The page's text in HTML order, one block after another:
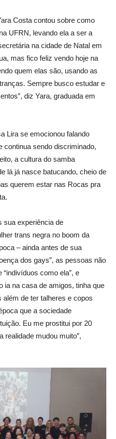
Costa contou sobre como
UFRN, levando ela a ser a
na cidade de Natal em
mas fico feliz vendo hoje na
quem elas são, usando as
Sempre busco estudar e
diz Yara, graduada em
Lira se emocionou falando
continua sendo discriminado,
a cultura do samba
lá já nasce batucando, cheio de
querem estar nas Rocas pra
sua experiência de
trans negra no boom da
– ainda antes de sua
dos gays”, as pessoas não
como ela”, e
ia na casa de amigos, tinha que
de ter talheres e copos
que a sociedade
Eu me prostitui por 20
realidade mudou muito”,